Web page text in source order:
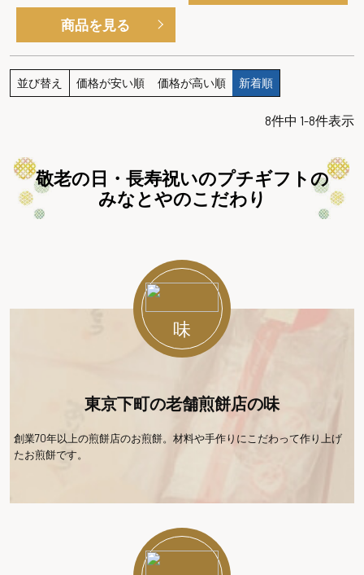
商品を見る
並び替え 価格が安い順 価格が高い順 新着順
8件中 1-8件表示
敬老の日・長寿祝いのプチギフトの
みなとやのこだわり
味
東京下町の老舗煎餅店の味
創業70年以上の煎餅店のお煎餅。材料や手作りにこだわって作り上げ
たお煎餅です。